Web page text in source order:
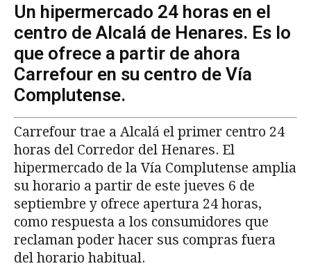
Un hipermercado 24 horas en el
centro de Alcalá de Henares. Es lo
que ofrece a partir de ahora
Carrefour en su centro de Vía
Complutense.
Carrefour trae a Alcalá el primer centro 24
horas del Corredor del Henares. El
hipermercado de la Vía Complutense amplia
su horario a partir de este jueves 6 de
septiembre y ofrece apertura 24 horas,
como respuesta a los consumidores que
reclaman poder hacer sus compras fuera
del horario habitual.